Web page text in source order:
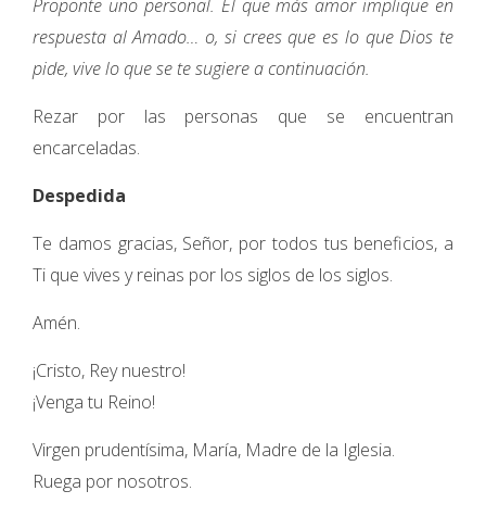
Proponte uno personal. El que más amor implique en
respuesta al Amado… o, si crees que es lo que Dios te
pide, vive lo que se te sugiere a continuación.
Rezar por las personas que se encuentran
encarceladas.
Despedida
Te damos gracias, Señor, por todos tus beneficios, a
Ti que vives y reinas por los siglos de los siglos.
Amén.
¡Cristo, Rey nuestro!
¡Venga tu Reino!
Virgen prudentísima, María, Madre de la Iglesia.
Ruega por nosotros.